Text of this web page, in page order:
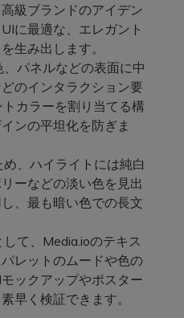
級ブランドのアイデン
に最適な、エレガント
生み出します。
パネルなどの表面に中
のインタラクション要
カラーを割り当てる構
ンの平坦化を防ぎま
、ハイライトには純白
ーなどの淡い色を見出
、最も暗い色での長文
て、Media.ioのテキス
レットのムードや色の
ックアップやポスター
早く検証できます。